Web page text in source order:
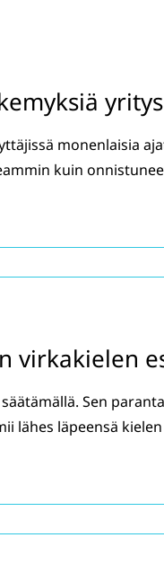
monenlaisia
kuin
virkakielen
Sen
lähes läpeensä